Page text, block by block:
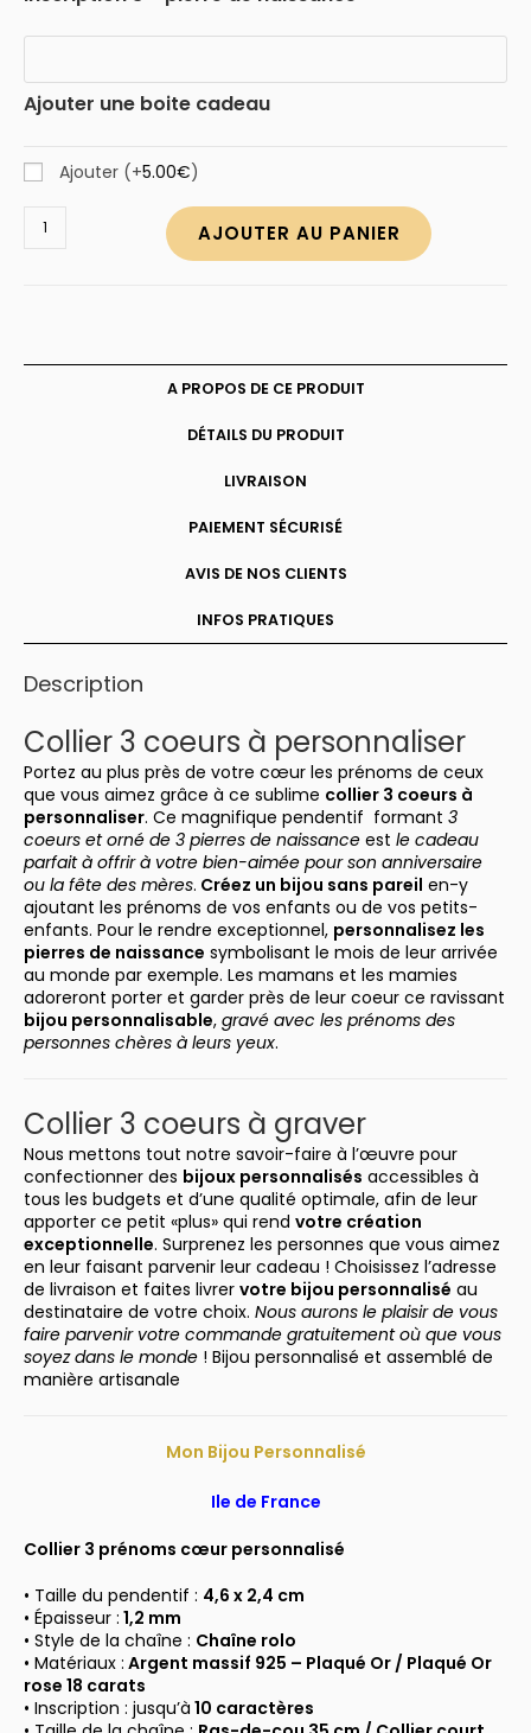
Ajouter une boite cadeau
Ajouter (+5.00€)
AJOUTER AU PANIER
A PROPOS DE CE PRODUIT
DÉTAILS DU PRODUIT
LIVRAISON
PAIEMENT SÉCURISÉ
AVIS DE NOS CLIENTS
INFOS PRATIQUES
Description
Collier 3 coeurs à personnaliser
Portez au plus près de votre cœur les prénoms de ceux
que vous aimez grâce à ce sublime collier 3 coeurs à
personnaliser. Ce magnifique pendentif formant 3
coeurs et orné de 3 pierres de naissance est le cadeau
parfait à offrir à votre bien-aimée pour son anniversaire
ou la fête des mères. Créez un bijou sans pareil en-y
ajoutant les prénoms de vos enfants ou de vos petits-
enfants. Pour le rendre exceptionnel, personnalisez les
pierres de naissance symbolisant le mois de leur arrivée
au monde par exemple. Les mamans et les mamies
adoreront porter et garder près de leur coeur ce ravissant
bijou personnalisable, gravé avec les prénoms des
personnes chères à leurs yeux.
Collier 3 coeurs à graver
Nous mettons tout notre savoir-faire à l’œuvre pour
confectionner des bijoux personnalisés accessibles à
tous les budgets et d’une qualité optimale, afin de leur
apporter ce petit «plus» qui rend votre création
exceptionnelle. Surprenez les personnes que vous aimez
en leur faisant parvenir leur cadeau ! Choisissez l’adresse
de livraison et faites livrer votre bijou personnalisé au
destinataire de votre choix. Nous aurons le plaisir de vous
faire parvenir votre commande gratuitement où que vous
soyez dans le monde ! Bijou personnalisé et assemblé de
manière artisanale
Mon Bijou Personnalisé
Ile de France
Collier 3 prénoms cœur personnalisé
• Taille du pendentif : 4,6 x 2,4 cm
• Épaisseur : 1,2 mm
• Style de la chaîne : Chaîne rolo
• Matériaux : Argent massif 925 – Plaqué Or / Plaqué Or
rose 18 carats
• Inscription : jusqu’à 10 caractères